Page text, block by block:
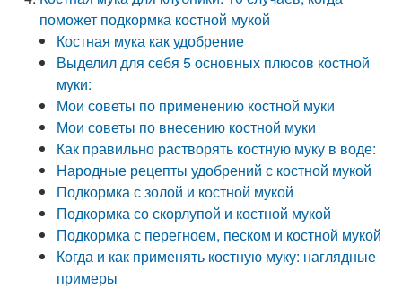
поможет подкормка костной мукой
Костная мука как удобрение
Выделил для себя 5 основных плюсов костной
муки:
Мои советы по применению костной муки
Мои советы по внесению костной муки
Как правильно растворять костную муку в воде:
Народные рецепты удобрений с костной мукой
Подкормка с золой и костной мукой
Подкормка со скорлупой и костной мукой
Подкормка с перегноем, песком и костной мукой
Когда и как применять костную муку: наглядные
примеры